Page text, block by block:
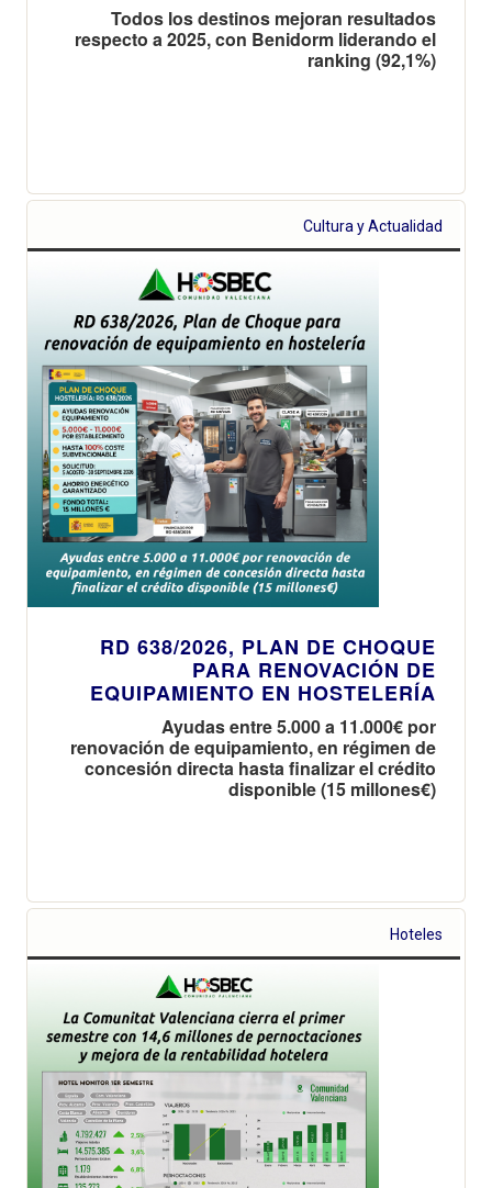
Todos los destinos mejoran resultados
respecto a 2025, con Benidorm liderando el
ranking (92,1%)
Cultura y Actualidad
RD 638/2026, PLAN DE CHOQUE
PARA RENOVACIÓN DE
EQUIPAMIENTO EN HOSTELERÍA
Ayudas entre 5.000 a 11.000€ por
renovación de equipamiento, en régimen de
concesión directa hasta finalizar el crédito
disponible (15 millones€)
Hoteles